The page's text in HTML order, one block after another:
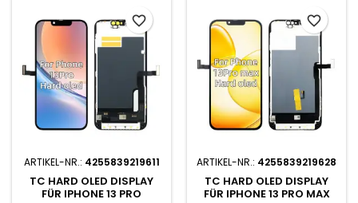
ARTIKEL-NR.: 4255839219611
TC HARD OLED DISPLAY
FÜR IPHONE 13 PRO
favorite_border
ARTIKEL-NR.: 4255839219628
TC HARD OLED DISPLAY
FÜR IPHONE 13 PRO MAX
favorite_border